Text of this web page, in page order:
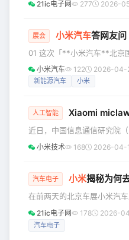
能源汽车企在加速布局海外
米汽车的海外布局一直比较谨
说是在稳步推进。 在2
遍预估的都是3.4万、3.5万
数据出来了，跟大家猜测的
布的3万辆这个基准数据的差
车行业博主透
21ic电子网 277 2026-
展会 小米汽车答网友问（
01 这次「**小米汽车**北京
场发布会」，会发布哪些新信
（4月24日）上午9点，雷总
进展，带来 Xiaomi Vision
米 YU7 相关最新信息。发布
后，还将开启约 40 分钟的
们直播间见！
小米汽车 122 2026-04-
新能源汽车 小米
人工智能 Xiaomi miclaw 通过首批中
近日，中国信息通信研究院
机端智能助手（Claw）的评
“人车家全生态”AI落地领域
能研究所联合业界多家单位
通用框架》技术规范，围绕
小米技术 168 2026-04-
汽车电子 小米揭秘为何去德国建欧洲
在前两天的北京车展小米汽
上，小米汽车欧洲研发中心
相，从工程研发到设计的核心
21ic电子网 178 2026-
汽车电子